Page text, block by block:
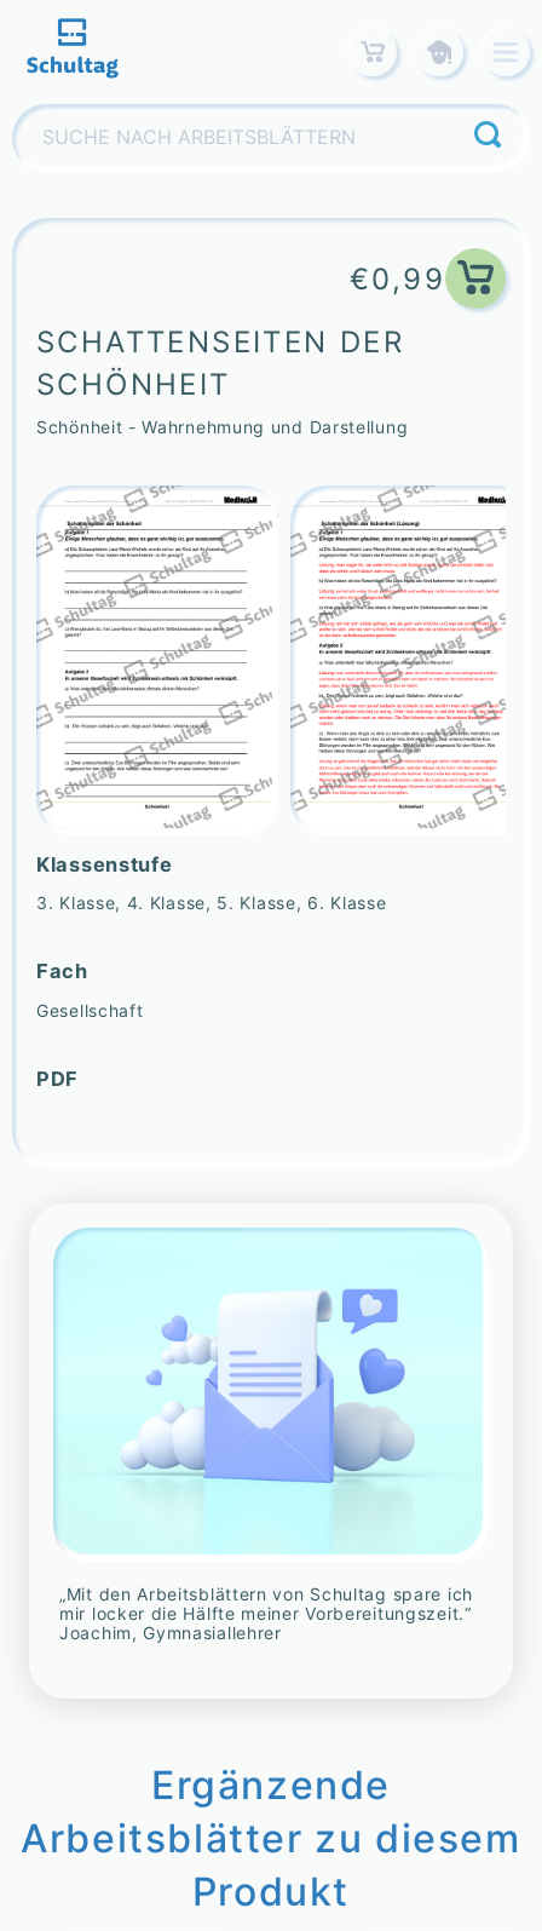
content
Suchen
nach:
€0,99
SCHATTENSEITEN DER
SCHÖNHEIT
Schönheit - Wahrnehmung und Darstellung
Klassenstufe
3. Klasse, 4. Klasse, 5. Klasse, 6. Klasse
Fach
Gesellschaft
PDF
„Mit den Arbeitsblättern von Schultag spare ich
mir locker die Hälfte meiner Vorbereitungszeit.“
Joachim, Gymnasiallehrer
Ergänzende
Arbeitsblätter zu diesem
Produkt